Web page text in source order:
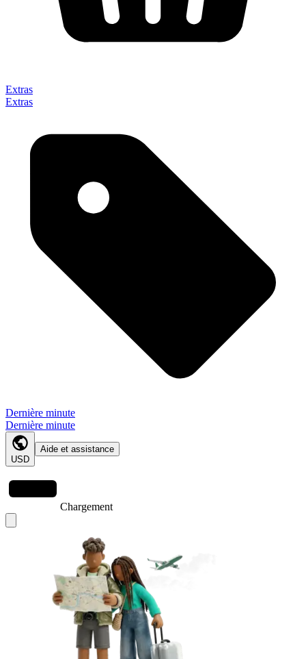
Extras
Extras
Dernière minute
Dernière minute
USD
Aide et assistance
Chargement